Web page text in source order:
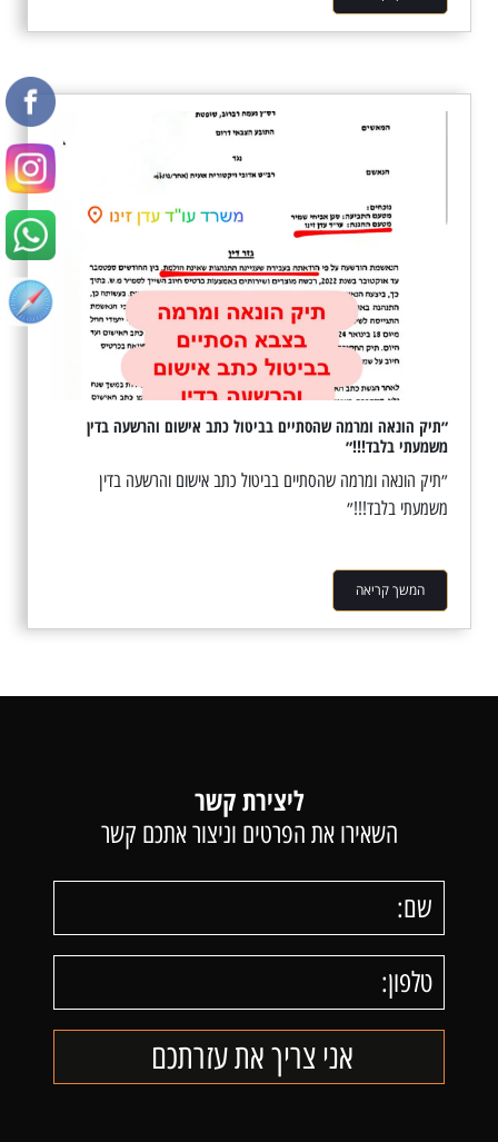
״תיק הונאה ומרמה שהסתיים בביטול כתב אישום והרשעה בדין
משמעתי בלבד!!!״
״תיק הונאה ומרמה שהסתיים בביטול כתב אישום והרשעה בדין
משמעתי בלבד!!!״
המשך קריאה
ליצירת קשר
השאירו את הפרטים וניצור אתכם קשר